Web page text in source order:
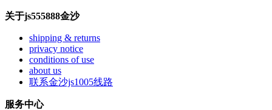
关于js555888金沙
shipping & returns
privacy notice
conditions of use
about us
联系金沙js1005线路
服务中心